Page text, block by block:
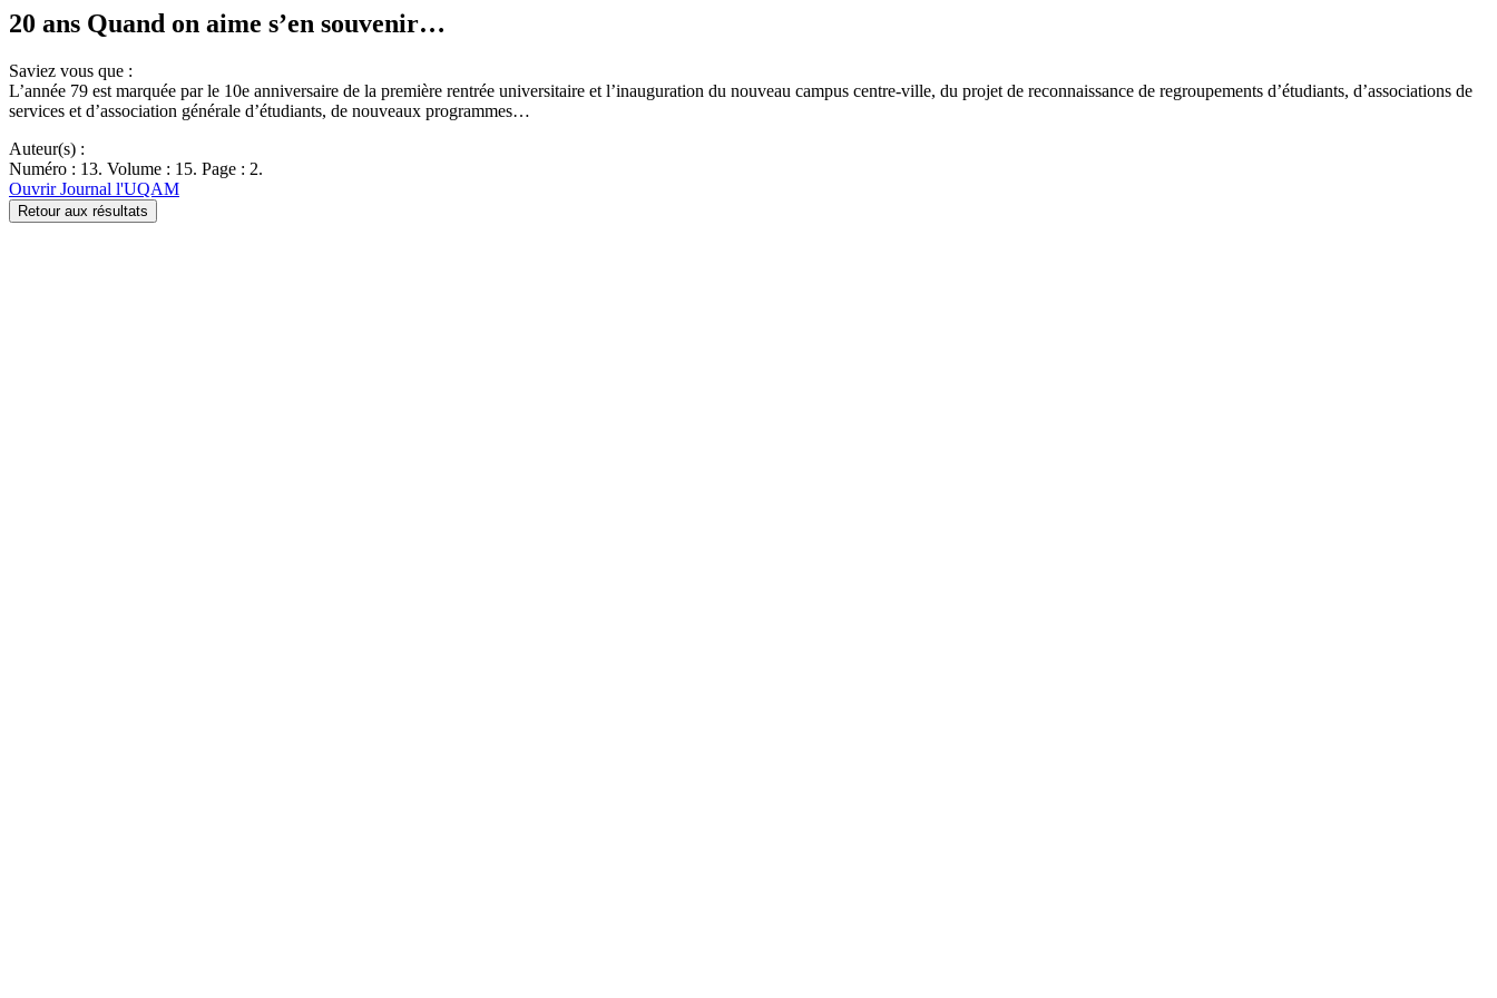
20 ans Quand on aime s’en souvenir…
Saviez vous que :
L’année 79 est marquée par le 10e anniversaire de la première rentrée universitaire et l’inauguration du nouveau campus centre-ville, du projet de reconnaissance de regroupements d’étudiants, d’associations de
services et d’association générale d’étudiants, de nouveaux programmes…
Auteur(s) :
Numéro : 13. Volume : 15. Page : 2.
Ouvrir Journal l'UQAM
Retour aux résultats